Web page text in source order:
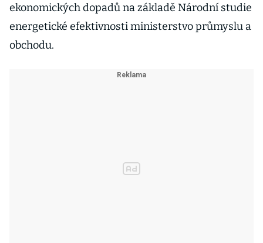
ekonomických dopadů na základě Národní studie
energetické efektivnosti ministerstvo průmyslu a
obchodu.